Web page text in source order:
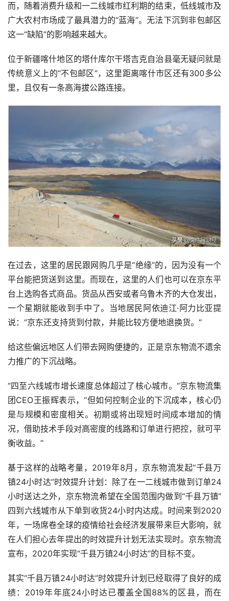
而，随着消费升级和一二线城市红利期的结束，低线城市及
广大农村市场成了最具潜力的“蓝海”。无法下沉到非包邮区
这一“缺陷”的影响越来越大。
位于新疆喀什地区的塔什库尔干塔吉克自治县毫无疑问就是
传统意义上的“不包邮区”，这里距离喀什市区还有300多公
里，且仅有一条高海拔公路连接。
在过去，这里的居民跟网购几乎是“绝缘”的，因为没有一个
平台能把货送到这里。而现在，这里的人们也可以在京东平
台上选购各式商品。货品从西安或者乌鲁木齐的大仓发出，
一个星期就能收到手中了。当地居民阿依迪江·阿力比亚提
说：“京东还支持货到付款，并能比较方便地退换货。”
给这些偏远地区人们带去网购便捷的，正是京东物流不遗余
力推广的下沉战略。
“四至六线城市增长速度总体超过了核心城市。”京东物流集
团CEO王振辉表示，“但如何控制企业的下沉成本，核心仍
是与规模和密度相关。初期或将出现短时间成本增加的情
况，借助技术手段对高密度的线路和订单进行把控，就可平
衡收益。”
基于这样的战略考量，2019年8月，京东物流发起“千县万
镇24小时达”时效提升计划：除了在一二线城市做到订单24
小时送达之外，京东物流希望在全国范围内做到“千县万镇”
四到六线城市从下单到收货24小时内达成。时间来到2020
年，一场席卷全球的疫情给社会经济发展带来巨大影响，就
在人们担心去年提出的时效提升计划无法实现时。京东物流
宣布，2020年实现“千县万镇24小时达”的目标不变。
其实“千县万镇24小时达”时效提升计划已经取得了良好的成
绩：2019年年底24小时达已覆盖全国88%的区县，而在